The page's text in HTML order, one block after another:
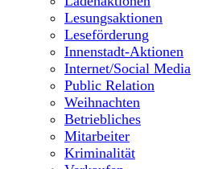
Lesungsaktionen
Leseförderung
Innenstadt-Aktionen
Internet/Social Media
Public Relation
Weihnachten
Betriebliches
Mitarbeiter
Kriminalität